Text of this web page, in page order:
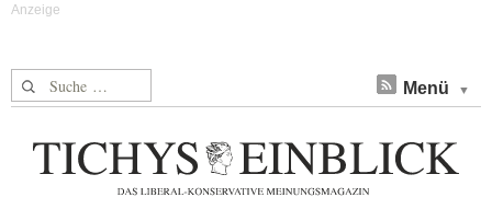
Suche nach: Menü